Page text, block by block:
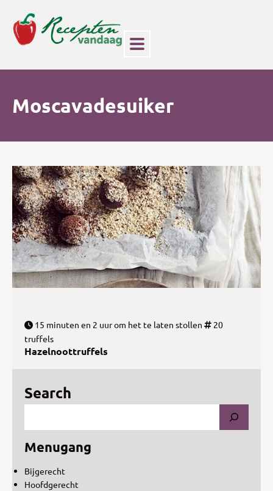
Moscavadesuiker
15 minuten en 2 uur om het te laten stollen
20
truffels
Hazelnoottruffels
Search
Menugang
Bijgerecht
Hoofdgerecht